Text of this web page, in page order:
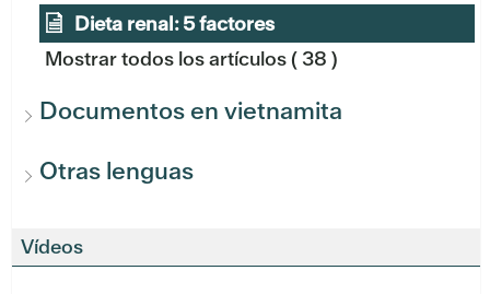
Dieta renal: 5 factores
Mostrar todos los artículos( 38 )
Documentos en vietnamita
Otras lenguas
Vídeos